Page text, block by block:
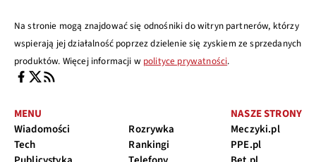
Na stronie mogą znajdować się odnośniki do witryn partnerów, którzy
wspierają jej działalność poprzez dzielenie się zyskiem ze sprzedanych
produktów. Więcej informacji w polityce prywatności.
MENU
Wiadomości
Tech
Rozrywka
Rankingi
NASZE STRONY
Meczyki.pl
PPE.pl